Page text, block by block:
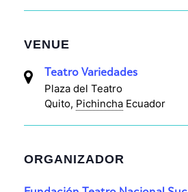
VENUE
Teatro Variedades
Plaza del Teatro
Quito, Pichincha Ecuador
ORGANIZADOR